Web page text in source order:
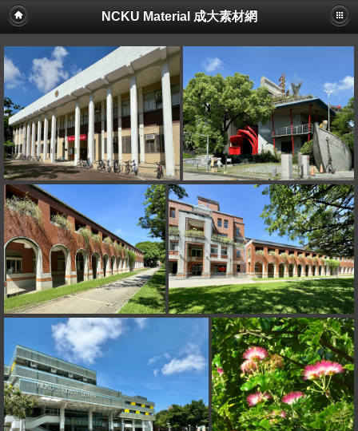
NCKU Material 成大素材網